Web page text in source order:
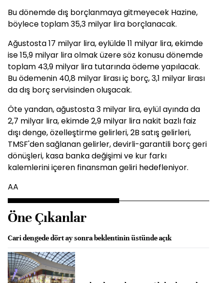
Bu dönemde dış borçlanmaya gitmeyecek Hazine,
böylece toplam 35,3 milyar lira borçlanacak.
Ağustosta 17 milyar lira, eylülde 11 milyar lira, ekimde
ise 15,9 milyar lira olmak üzere söz konusu dönemde
toplam 43,9 milyar lira tutarında ödeme yapılacak.
Bu ödemenin 40,8 milyar lirası iç borç, 3,1 milyar lirası
da dış borç servisinden oluşacak.
Öte yandan, ağustosta 3 milyar lira, eylül ayında da
2,7 milyar lira, ekimde 2,9 milyar lira nakit bazlı faiz
dışı denge, özelleştirme gelirleri, 2B satış gelirleri,
TMSF'den sağlanan gelirler, devirli-garantili borç geri
dönüşleri, kasa banka değişimi ve kur farkı
kalemlerini içeren finansman geliri hedefleniyor.
AA
Öne Çıkanlar
Cari dengede dört ay sonra beklentinin üstünde açık